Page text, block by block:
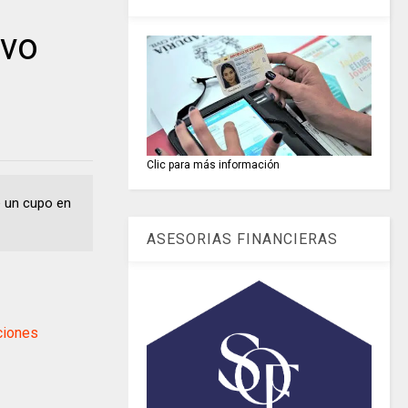
un cupo en
Clic para más información
ASESORIAS FINANCIERAS